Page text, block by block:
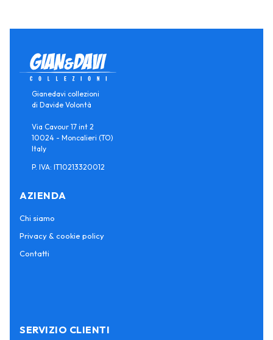
Gianedavi collezioni
di Davide Volontà
Via Cavour 17 int 2
10024 - Moncalieri (TO)
Italy
P. IVA: IT10213320012
AZIENDA
Chi siamo
Privacy & cookie policy
Contatti
SERVIZIO CLIENTI